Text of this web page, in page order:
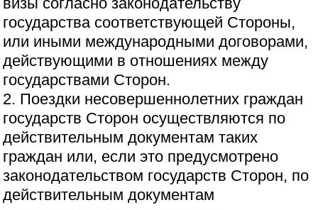
государства соответствующей Стороны,
или иными международными договорами,
действующими в отношениях между
государствами Сторон.
2. Поездки несовершеннолетних граждан
государств Сторон осуществляются по
действительным документам таких
граждан или, если это предусмотрено
законодательством государств Сторон, по
действительным документам